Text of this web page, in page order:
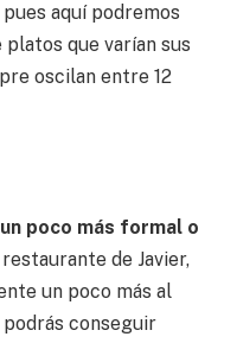
pues aquí podremos
que varían sus
oscilan entre 12
poco más formal o
de Javier,
un poco más al
conseguir